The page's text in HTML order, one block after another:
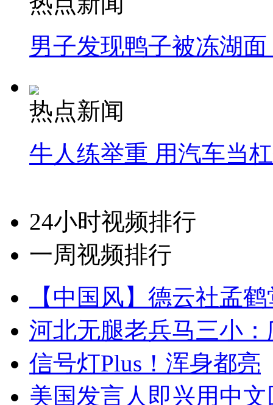
男子发现鸭子被冻湖
热点新闻
牛人练举重 用汽车当
24小时视频排行
一周视频排行
【中国风】德云社孟
河北无腿老兵马三小
信号灯Plus！浑身都亮
美国发言人即兴用中